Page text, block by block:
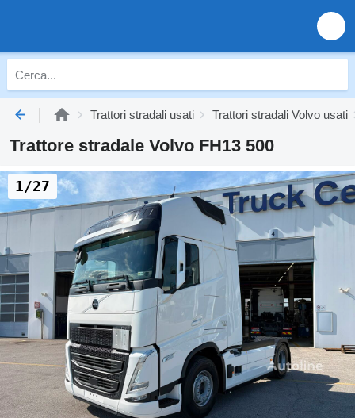
Trattori stradali usati Trattori stradali Volvo usati
Trattore stradale Volvo FH13 500
1/27